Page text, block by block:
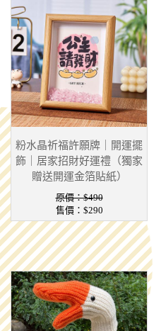
粉水晶祈福許願牌｜開運擺
飾｜居家招財好運禮（獨家
贈送開運金箔貼紙）
原價：$490
售價： $290